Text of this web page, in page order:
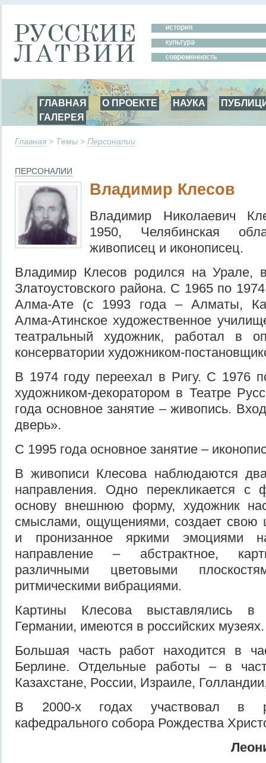
ГЛАВНАЯ О ПРОЕКТЕ НАУКА
ГАЛЕРЕЯ
Главная > Темы > Персоналии
ПЕРСОНАЛИИ
Владимир Клесов
Владимир Николаевич
1950, Челябинская
живописец и иконописец.
Владимир Клесов родился на Урале,
Златоустовского района. С 1965 по
Алма-Ате (с 1993 года – Алматы,
Алма-Атинское художественное
театральный художник, работал в
консерватории художником-
В 1974 году переехал в Ригу. С 1976
художником-декоратором в Театре
года основное занятие – живопись.
дверь».
С 1995 года основное занятие –
В живописи Клесова наблюдаются
направления. Одно перекликается с
основу внешнюю форму, художник
смыслами, ощущениями, создает свою
и пронизанное яркими эмоциями
направление – абстрактное,
различными цветовыми
ритмическими вибрациями.
Картины Клесова выставлялись в
Германии, имеются в российских музеях.
Большая часть работ находится в
Берлине. Отдельные работы – в
Казахстане, России, Израиле,
В 2000-х годах участвовал в
кафедрального собора Рождества